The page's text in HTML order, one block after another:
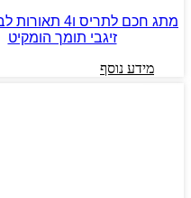
זיגבי תומך הומקיט
מידע נוסף